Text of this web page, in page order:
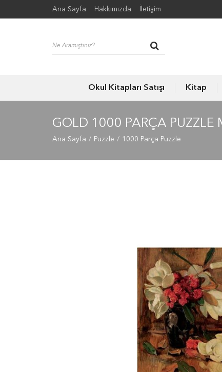
Ana Sayfa Hakkımızda İletişim
Okul Kitapları Satışı Kitap
GOLD 1000 PARÇA PUZZLE
Ana Sayfa Puzzle 1000 Parça Puzzle